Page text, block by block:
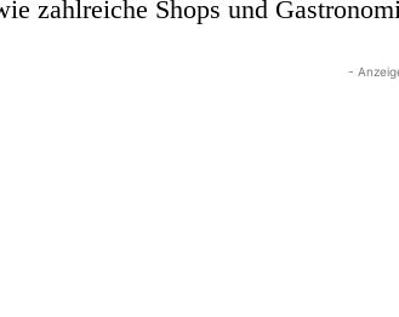
zahlreiche Shops und
-